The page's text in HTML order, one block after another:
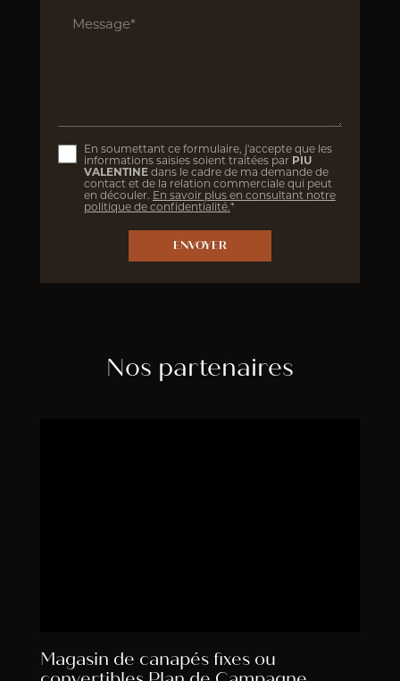
Message*
En soumettant ce formulaire, j'accepte que les
informations saisies soient traitées par PIU
VALENTINEdans le cadre de ma demande de
contact et de la relation commerciale qui peut
en découler. En savoir plus en consultant notre
politique de confidentialité.*
Nos partenaires
Magasin de canapés fixes ou